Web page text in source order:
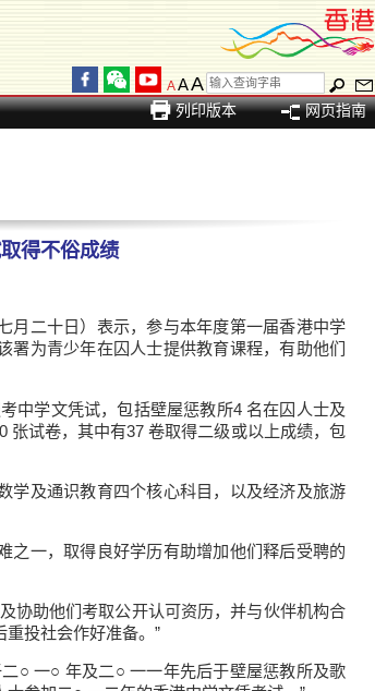
AAA
列印版本 网页指南
得不俗成绩
二十日）表示，参与本年度第一届香港中学
署为青少年在囚人士提供教育课程，有助他们
学文凭试，包括壁屋惩教所4 名在囚人士及
张试卷，其中有37 卷取得二级或以上成绩，包
及通识教育四个核心科目，以及经济及旅游
一，取得良好学历有助增加他们释后受聘的
助他们考取公开认可资历，并与伙伴机构合
投社会作好准备。”
一○ 年及二○ 一一年先后于壁屋惩教所及歌